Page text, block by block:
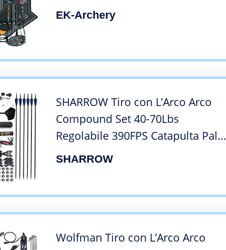
EK-Archery
SHARROW Tiro con L’Arco Arco
Compound Set 40-70Lbs
Regolabile 390FPS Catapulta Palla
D’Acciaio Arco da Caccia Doppio
SHARROW
Wolfman Tiro con L’Arco Arco